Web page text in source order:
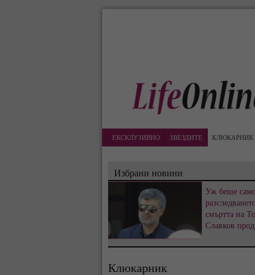
ЕКСКЛУЗИВНО ЗВЕЗДИТЕ КЛЮКАРНИК
Избрани новини
Уж беше
смъртта на
Славков
Клюкарник